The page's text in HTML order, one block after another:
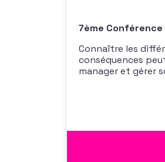
7ème
Connaître les
conséquences
manager et gérer